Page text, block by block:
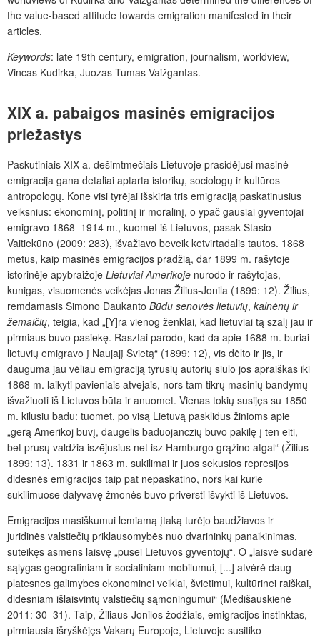
the value-based attitude towards emigration manifested in their
articles.
Keywords: late 19th century, emigration, journalism, worldview,
Vincas Kudirka, Juozas Tumas-Vaižgantas.
XIX a. pabaigos masinės emigracijos
priežastys
Paskutiniais XIX a. dešimtmečiais Lietuvoje prasidėjusi masinė
emigracija gana detaliai aptarta istorikų, sociologų ir kultūros
antropologų. Kone visi tyrėjai išskiria tris emigraciją paskatinusius
veiksnius: ekonominį, politinį ir moralinį, o ypač gausiai gyventojai
emigravo 1868–1914 m., kuomet iš Lietuvos, pasak Stasio
Vaitiekūno (2009: 283), išvažiavo beveik ketvirtadalis tautos. 1868
metus, kaip masinės emigracijos pradžią, dar 1899 m. rašytoje
istorinėje apybraižoje Lietuviai Amerikoje nurodo ir rašytojas,
kunigas, visuomenės veikėjas Jonas Žilius-Jonila (1899: 12). Žilius,
remdamasis Simono Daukanto Būdu senovės lietuvių, kalnėnų ir
žemaičių, teigia, kad „[Y]ra vienog ženklai, kad lietuviai tą szalį jau ir
pirmiaus buvo pasiekę. Rasztai parodo, kad da apie 1688 m. buriai
lietuvių emigravo į Naujajį Svietą“ (1899: 12), vis dėlto ir jis, ir
dauguma jau vėliau emigraciją tyrusių autorių siūlo jos apraiškas iki
1868 m. laikyti pavieniais atvejais, nors tam tikrų masinių bandymų
išvažiuoti iš Lietuvos būta ir anuomet. Vienas tokių susijęs su 1850
m. kilusiu badu: tuomet, po visą Lietuvą pasklidus žinioms apie
„gerą Amerikoj buvį, daugelis baduojanczių buvo pakilę į ten eiti,
bet prusų valdżia iszējusius net isz Hamburgo grążino atgal“ (Žilius
1899: 13). 1831 ir 1863 m. sukilimai ir juos sekusios represijos
didesnės emigracijos taip pat nepaskatino, nors kai kurie
sukilimuose dalyvavę žmonės buvo priversti išvykti iš Lietuvos.
Emigracijos masiškumui lemiamą įtaką turėjo baudžiavos ir
juridinės valstiečių priklausomybės nuo dvarininkų panaikinimas,
suteikęs asmens laisvę „pusei Lietuvos gyventojų“. O „laisvė sudarė
sąlygas geografiniam ir socialiniam mobilumui, [...] atvėrė daug
platesnes galimybes ekonominei veiklai, švietimui, kultūrinei raiškai,
didesniam išlaisvintų valstiečių sąmoningumui“ (Medišauskienė
2011: 30–31). Taip, Žiliaus-Jonilos žodžiais, emigracijos instinktas,
pirmiausia išryškėjęs Vakarų Europoje, Lietuvoje susitiko